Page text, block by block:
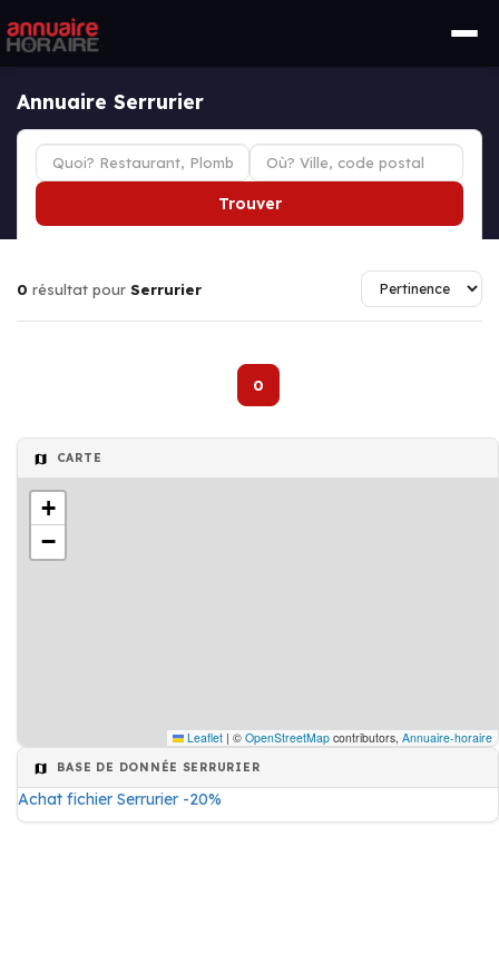
Annuaire Serrurier
Trouver
0 résultat pour Serrurier
0
CARTE
+
−
Leaflet | © OpenStreetMap contributors, Annuaire-horaire
BASE DE DONNÉE SERRURIER
Achat fichier Serrurier -20%